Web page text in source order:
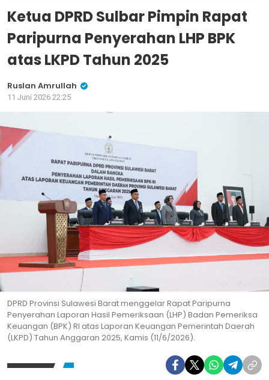
Ketua DPRD Sulbar Pimpin Rapat
Paripurna Penyerahan LHP BPK
atas LKPD Tahun 2025
Ruslan Amrullah
11 Juni 2026 22:25
DPRD Provinsi Sulawesi Barat menggelar Rapat Paripurna
Penyerahan Laporan Hasil Pemeriksaan (LHP) Badan Pemeriksa
Keuangan (BPK) RI atas Laporan Keuangan Pemerintah Daerah
(LKPD) Tahun Anggaran 2025, Kamis (11/6/2026).